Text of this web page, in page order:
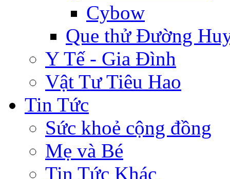
Cybow
Que thử Đường
Y Tế - Gia Đình
Vật Tư Tiêu Hao
Tin Tức
Sức khoẻ cộng đồng
Mẹ và Bé
Tin Tức Khác